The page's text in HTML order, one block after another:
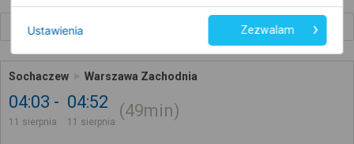
Sochaczew Warszawa Zachodnia
04:03
11 sierpnia
04:52
11 sierpnia
49min
Ustawienia Zezwalam